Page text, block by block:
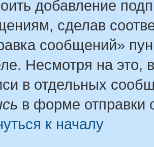
добавление
сделав
сообщений»
Несмотря на это,
в отдельных
в форме отправки
к началу